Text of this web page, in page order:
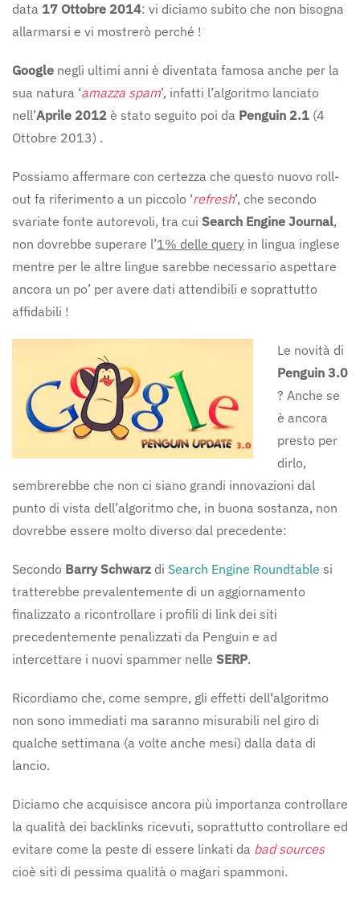
data 17 Ottobre 2014: vi diciamo subito che non bisogna
allarmarsi e vi mostrerò perché !
Google negli ultimi anni è diventata famosa anche per la
sua natura ‘amazza spam’, infatti l’algoritmo lanciato
nell’Aprile 2012 è stato seguito poi da Penguin 2.1 (4
Ottobre 2013) .
Possiamo affermare con certezza che questo nuovo roll-
out fa riferimento a un piccolo ‘refresh’, che secondo
svariate fonte autorevoli, tra cui Search Engine Journal,
non dovrebbe superare l’1% delle query in lingua inglese
mentre per le altre lingue sarebbe necessario aspettare
ancora un po’ per avere dati attendibili e soprattutto
affidabili !
Le novità di
Penguin 3.0
? Anche se
è ancora
presto per
dirlo,
sembrerebbe che non ci siano grandi innovazioni dal
punto di vista dell’algoritmo che, in buona sostanza, non
dovrebbe essere molto diverso dal precedente:
Secondo Barry Schwarz di Search Engine Roundtable si
tratterebbe prevalentemente di un aggiornamento
finalizzato a ricontrollare i profili di link dei siti
precedentemente penalizzati da Penguin e ad
intercettare i nuovi spammer nelle SERP.
Ricordiamo che, come sempre, gli effetti dell’algoritmo
non sono immediati ma saranno misurabili nel giro di
qualche settimana (a volte anche mesi) dalla data di
lancio.
Diciamo che acquisisce ancora più importanza controllare
la qualità dei backlinks ricevuti, soprattutto controllare ed
evitare come la peste di essere linkati da bad sources
cioè siti di pessima qualità o magari spammoni.